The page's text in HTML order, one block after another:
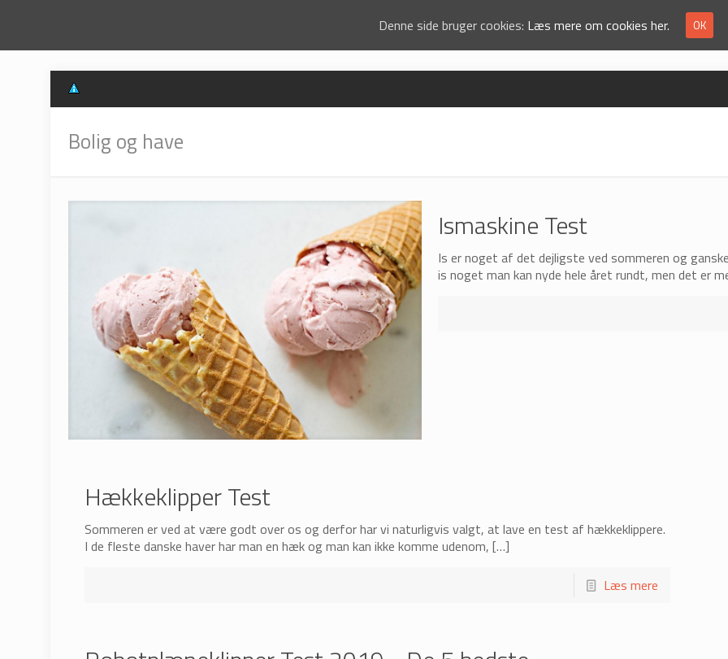
Bolig og have
Ismaskine Test
Is er noget af det dejligste ved sommeren og
is noget man kan nyde hele året rundt, men det er
Hækkeklipper Test
Sommeren er ved at være godt over os og derfor har vi naturligvis valgt, at lave en test af hækkeklippere.
I de fleste danske haver har man en hæk og man kan ikke komme udenom, […]
Læs mere
Denne side bruger cookies: Læs mere om cookies her. OK